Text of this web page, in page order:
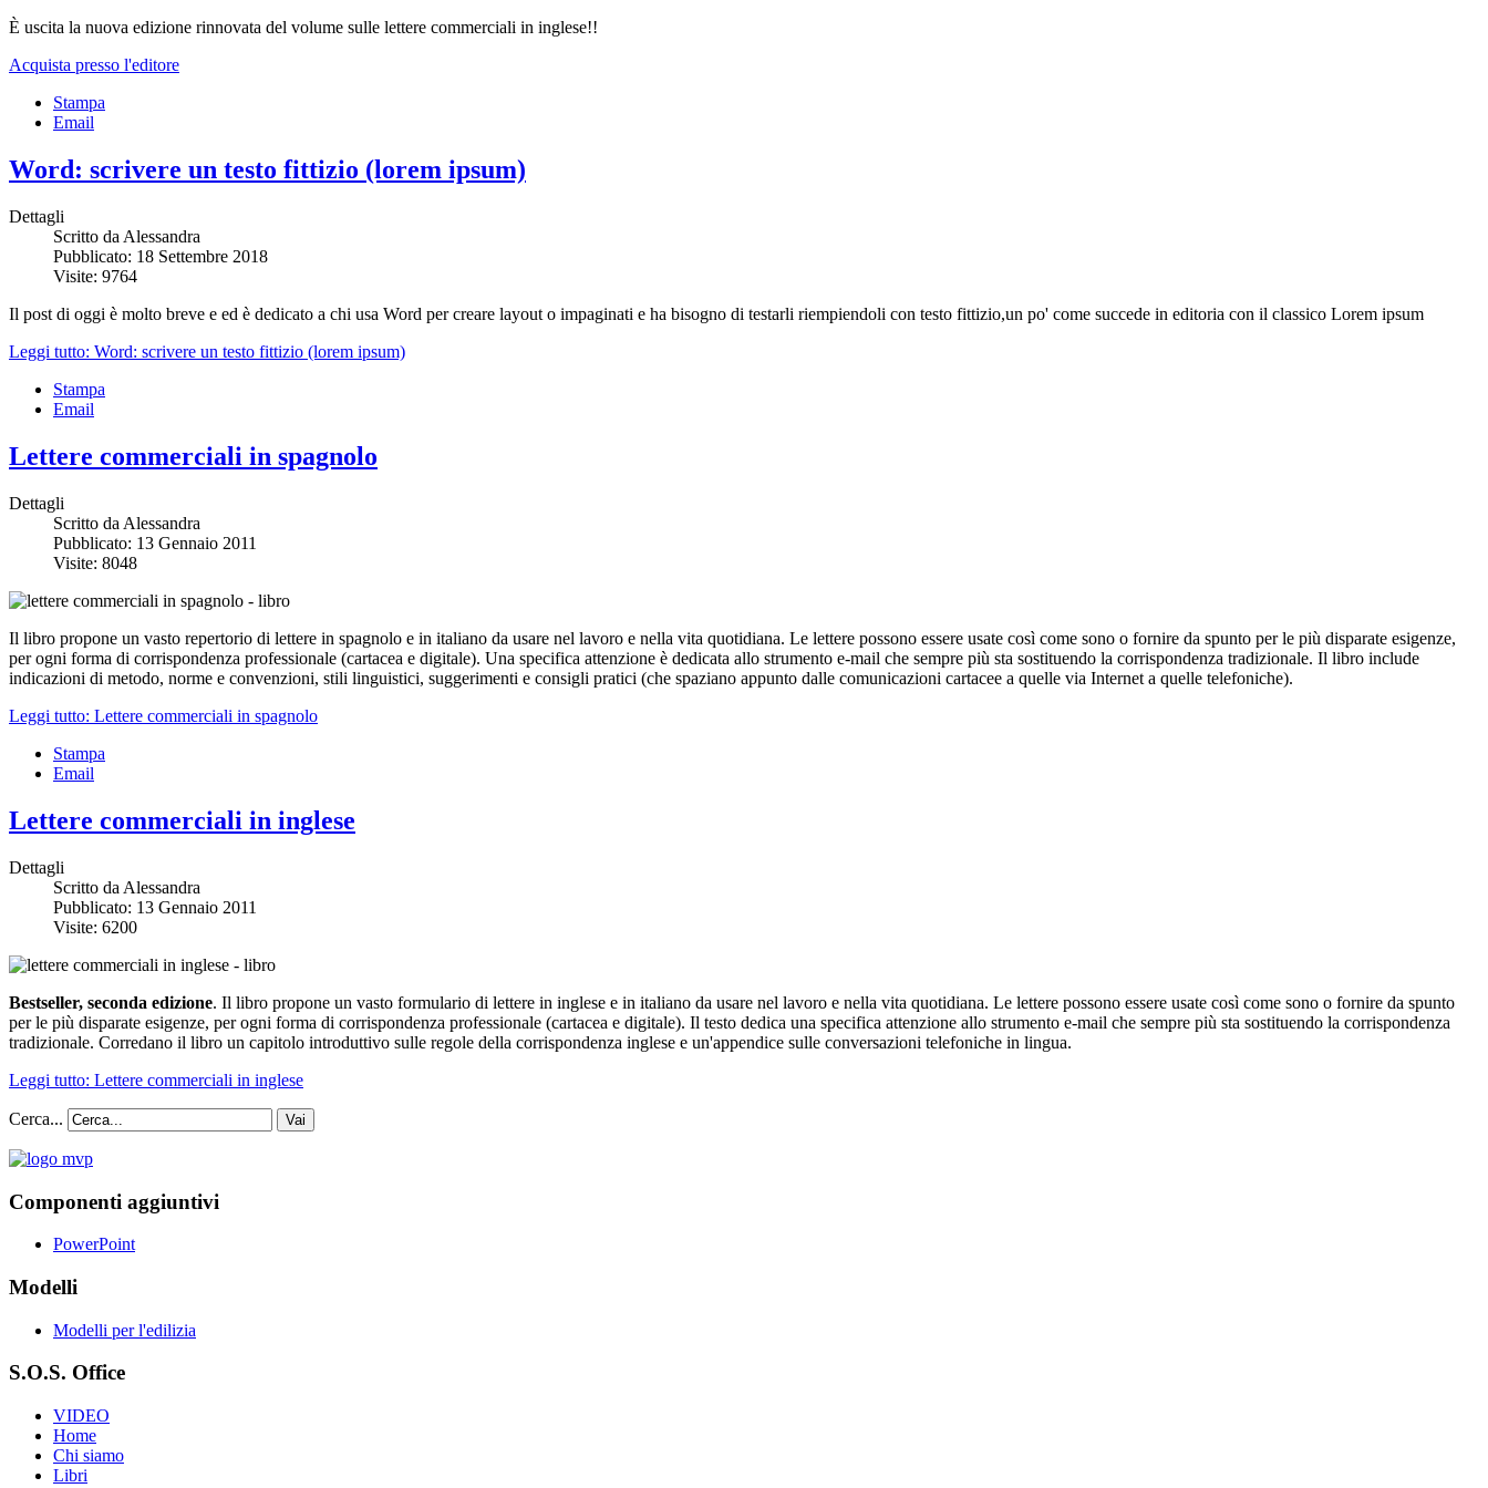
È uscita la nuova edizione rinnovata del volume sulle lettere commerciali in inglese!!
Acquista presso l'editore
Stampa
Email
Word: scrivere un testo fittizio (lorem ipsum)
Dettagli
Scritto da Alessandra
Pubblicato: 18 Settembre 2018
Visite: 9764
Il post di oggi è molto breve e ed è dedicato a chi usa Word per creare layout o impaginati e ha bisogno di testarli riempiendoli con testo fittizio,un po' come succede in editoria con il classico Lorem ipsum
Leggi tutto: Word: scrivere un testo fittizio (lorem ipsum)
Stampa
Email
Lettere commerciali in spagnolo
Dettagli
Scritto da Alessandra
Pubblicato: 13 Gennaio 2011
Visite: 8048
Il libro propone un vasto repertorio di lettere in spagnolo e in italiano da usare nel lavoro e nella vita quotidiana. Le lettere possono essere usate così come sono o fornire da spunto per le più disparate esigenze,
per ogni forma di corrispondenza professionale (cartacea e digitale). Una specifica attenzione è dedicata allo strumento e-mail che sempre più sta sostituendo la corrispondenza tradizionale. Il libro include
indicazioni di metodo, norme e convenzioni, stili linguistici, suggerimenti e consigli pratici (che spaziano appunto dalle comunicazioni cartacee a quelle via Internet a quelle telefoniche).
Leggi tutto: Lettere commerciali in spagnolo
Stampa
Email
Lettere commerciali in inglese
Dettagli
Scritto da Alessandra
Pubblicato: 13 Gennaio 2011
Visite: 6200
Bestseller, seconda edizione. Il libro propone un vasto formulario di lettere in inglese e in italiano da usare nel lavoro e nella vita quotidiana. Le lettere possono essere usate così come sono o fornire da spunto
per le più disparate esigenze, per ogni forma di corrispondenza professionale (cartacea e digitale). Il testo dedica una specifica attenzione allo strumento e-mail che sempre più sta sostituendo la corrispondenza
tradizionale. Corredano il libro un capitolo introduttivo sulle regole della corrispondenza inglese e un'appendice sulle conversazioni telefoniche in lingua.
Leggi tutto: Lettere commerciali in inglese
Cerca... Vai
Componenti aggiuntivi
PowerPoint
Modelli
Modelli per l'edilizia
S.O.S. Office
VIDEO
Home
Chi siamo
Libri